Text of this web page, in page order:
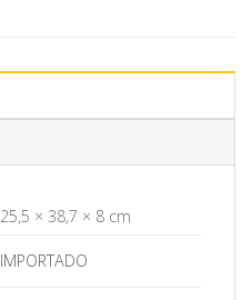
25,5 × 38,7 × 8 cm
IMPORTADO